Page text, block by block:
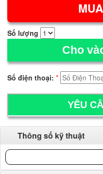
Số lượng
Cho
Số điện thoại: *
Thông số kỹ thuật